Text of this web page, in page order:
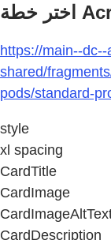
https://main--
shared/
pods/standard-
style
xl spacing
CardTitle
CardImage
CardDescription